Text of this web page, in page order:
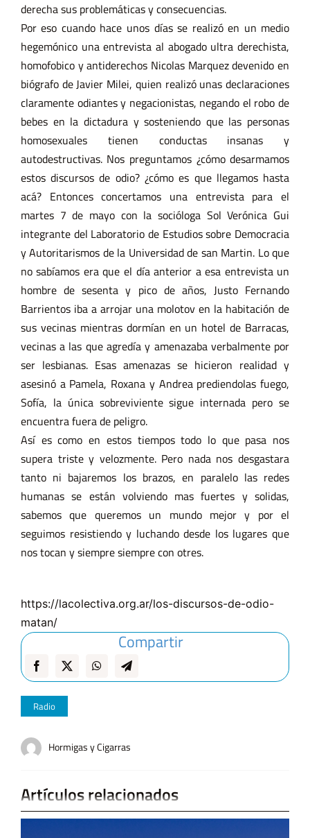
derecha sus problemáticas y consecuencias.
Por eso cuando hace unos días se realizó en un medio
hegemónico una entrevista al abogado ultra derechista,
homofobico y antiderechos Nicolas Marquez devenido en
biógrafo de Javier Milei, quien realizó unas declaraciones
claramente odiantes y negacionistas, negando el robo de
bebes en la dictadura y sosteniendo que las personas
homosexuales tienen conductas insanas y
autodestructivas. Nos preguntamos ¿cómo desarmamos
estos discursos de odio? ¿cómo es que llegamos hasta
acá? Entonces concertamos una entrevista para el
martes 7 de mayo con la socióloga Sol Verónica Gui
integrante del Laboratorio de Estudios sobre Democracia
y Autoritarismos de la Universidad de san Martin. Lo que
no sabíamos era que el día anterior a esa entrevista un
hombre de sesenta y pico de años, Justo Fernando
Barrientos iba a arrojar una molotov en la habitación de
sus vecinas mientras dormían en un hotel de Barracas,
vecinas a las que agredía y amenazaba verbalmente por
ser lesbianas. Esas amenazas se hicieron realidad y
asesinó a Pamela, Roxana y Andrea prediendolas fuego,
Sofía, la única sobreviviente sigue internada pero se
encuentra fuera de peligro.
Así es como en estos tiempos todo lo que pasa nos
supera triste y velozmente. Pero nada nos desgastara
tanto ni bajaremos los brazos, en paralelo las redes
humanas se están volviendo mas fuertes y solidas,
sabemos que queremos un mundo mejor y por el
seguimos resistiendo y luchando desde los lugares que
nos tocan y siempre siempre con otres.
https://lacolectiva.org.ar/los-discursos-de-odio-
matan/
Compartir
Radio
Hormigas y Cigarras
Artículos relacionados